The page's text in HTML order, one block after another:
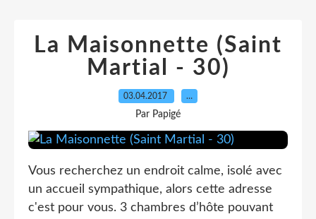
La Maisonnette (Saint
Martial - 30)
03.04.2017 …
Par Papigé
Vous recherchez un endroit calme, isolé avec
un accueil sympathique, alors cette adresse
c'est pour vous. 3 chambres d’hôte pouvant